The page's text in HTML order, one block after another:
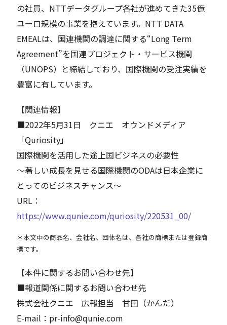
の社員、NTTデータグループ各社が進めてきた35億
ユーロ規模の事業を抱えています。NTT DATA
EMEALは、国連機関の調達に関する“Long Term
Agreement”を国連プロジェクト・サービス機関
（UNOPS）と締結しており、国際機関の受注実績を
豊富に有しています。
【関連情報】
■2022年5月31日 クニエ オウンドメディア
「Quriosity」
国際機関を活用した途上国ビジネスの必要性
～著しい成長を見せる国際機関のODAは日本企業に
とってのビジネスチャンス～
URL：
https://www.qunie.com/quriosity/220531_00/
＊本文中の商品名、会社名、団体名は、各社の商標または登録商
標です。
【本件に関するお問い合わせ先】
■報道関係に関するお問い合わせ先
株式会社クニエ 広報担当 甘田（かんだ）
E-mail：pr-info@qunie.com